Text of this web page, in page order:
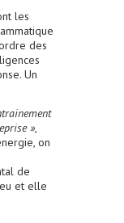
les
des
Un
»,
on
de
et elle